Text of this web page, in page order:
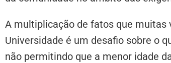
A multiplicação de fatos que muitas
Universidade é um desafio sobre o
não permitindo que a menor idade